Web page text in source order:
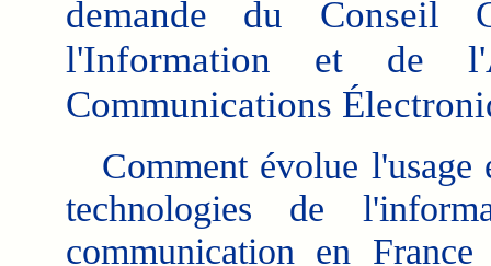
demande du Conseil
l'Information et de
Communications
Comment évolue l'usage
technologies de
communication en